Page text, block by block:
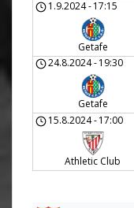
1.9.2024-17:15
Getafe
24.8.2024-19:30
Getafe
15.8.2024-17:00
Athletic Club